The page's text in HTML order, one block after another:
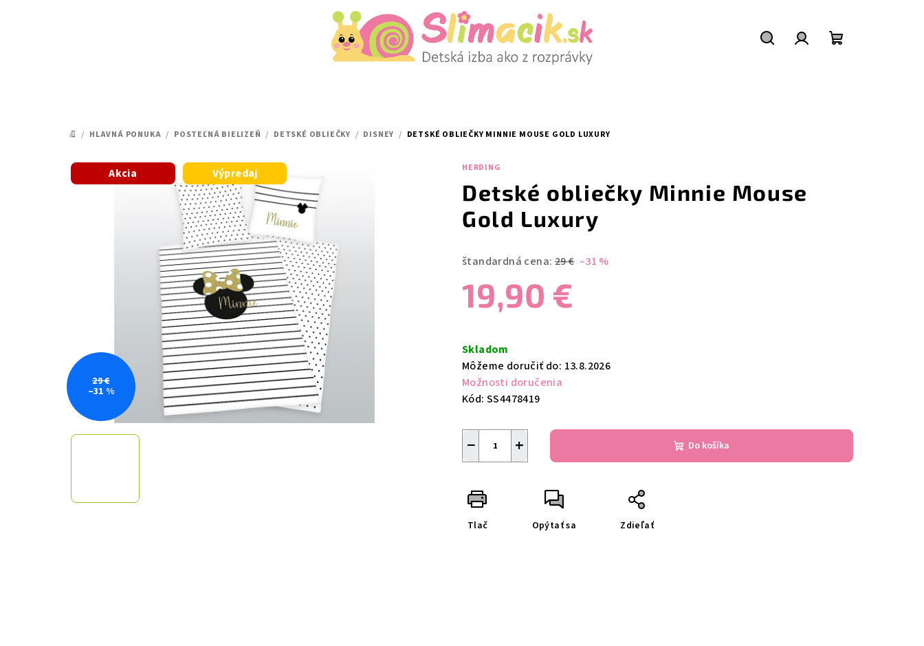
DOMOV
/ HLAVNÁ PONUKA / POSTEĽNÁ BIELIZEŇ / DETSKÉ OBLIEČKY / DISNEY / DETSKÉ OBLIEČKY MINNIE MOUSE GOLD LUXURY
HERDING
Detské obliečky Minnie Mouse
Gold Luxury
štandardná cena: 29 € –31 %
19,90 €
cena:
Skladom
Môžeme doručiť do: 13.8.2026
Možnosti doručenia
Kód: SS4478419
+
− Do košíka
Tlač Opýtať sa Zdieľať
Akcia Výpredaj
29 €
–31 %